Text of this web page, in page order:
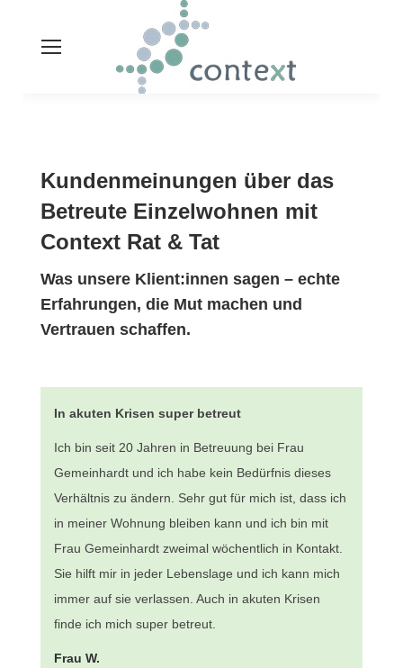
Inhalt
Kundenmeinungen über das
Betreute Einzelwohnen mit
Context Rat & Tat
Was unsere Klient:innen sagen – echte
Erfahrungen, die Mut machen und
Vertrauen schaffen.
Frau W.
In akuten Krisen super betreut
Ich bin seit 20 Jahren in Betreuung bei Frau
Gemeinhardt und ich habe kein Bedürfnis dieses
Verhältnis zu ändern. Sehr gut für mich ist, dass ich
in meiner Wohnung bleiben kann und ich bin mit
Frau Gemeinhardt zweimal wöchentlich in Kontakt.
Sie hilft mir in jeder Lebenslage und ich kann mich
immer auf sie verlassen. Auch in akuten Krisen
finde ich mich super betreut.